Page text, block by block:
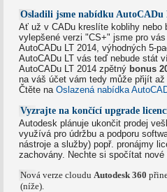
Osladili jsme nabídku AutoCADu
Ať už v CADu kreslíte koblihy nebo
vylepšené verzi "CS+" jsme pro
AutoCADu LT 2014, výhodných 5-
AutoCADu LT vás teď nebude stát
AutoCADu LT 2014 zpětný bonus
na váš účet vám tedy může přijít až
Čtěte na Oslazená nabídka
Vyzrajte na končící upgrade
Autodesk plánuje ukončit prodej
využívá pro údržbu a podporu
nástroje a služby) popř. pronájmy
zachovány. Nechte si spočítat
Nová verze cloudu Autodesk 360
(níže).